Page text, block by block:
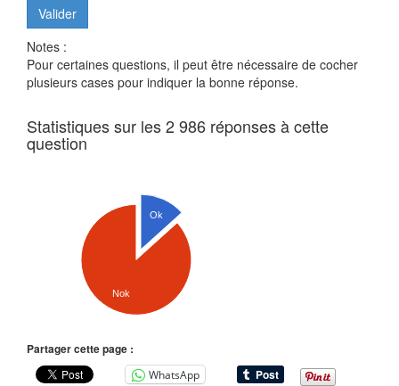
Notes :
Pour certaines questions, il peut être nécessaire de cocher
plusieurs cases pour indiquer la bonne réponse.
Statistiques sur les 2 986 réponses à cette
question
Ok
Nok
Partager cette page :
WhatsApp